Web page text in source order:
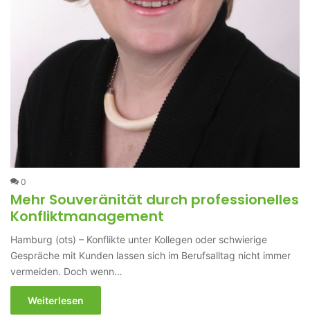
0
Mehr Souveränität durch professionelles
Konfliktmanagement
Hamburg (ots) – Konflikte unter Kollegen oder schwierige
Gespräche mit Kunden lassen sich im Berufsalltag nicht immer
vermeiden. Doch wenn…
Weiterlesen